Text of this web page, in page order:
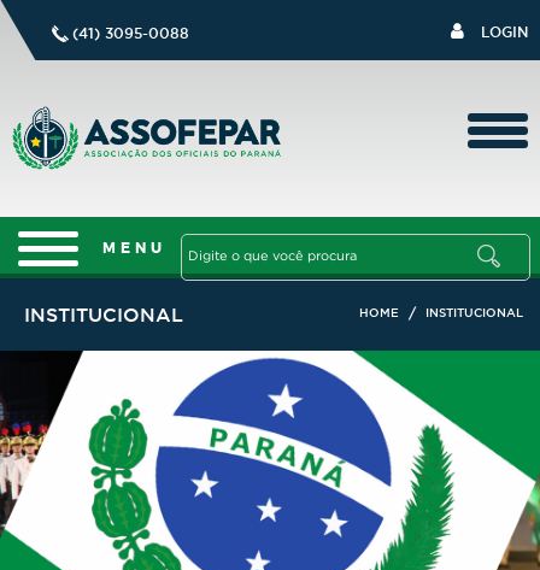
(41) 3095-0088 LOGIN
INSTITUCIONAL HOME / INSTITUCIONAL